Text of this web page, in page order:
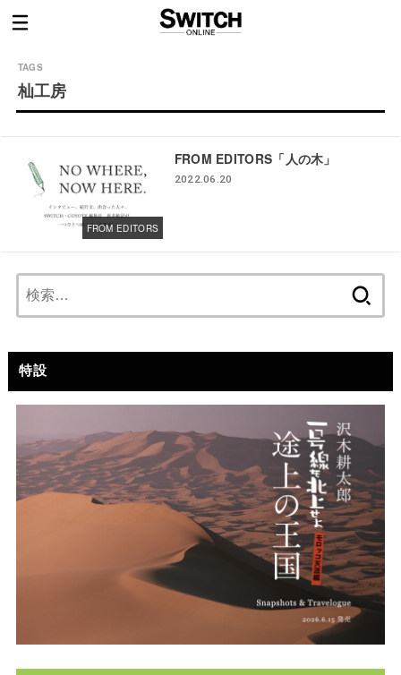
杣工房
FROM EDITORS
FROM EDITORS「人の木」
2022.06.20
特設